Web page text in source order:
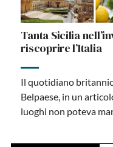
Tanta Sicilia
riscoprire l’Italia
Il quotidiano
Belpaese, in un
luoghi non poteva